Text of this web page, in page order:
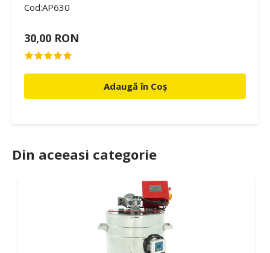
Cod:AP630
30,00 RON
Adaugă în Coș
Din aceeasi categorie